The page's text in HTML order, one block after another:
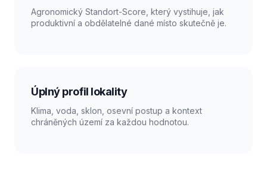
Agronomický Standort-Score, který vystihuje, jak
produktivní a obdělatelné dané místo skutečně je.
Úplný profil lokality
Klima, voda, sklon, osevní postup a kontext
chráněných území za každou hodnotou.